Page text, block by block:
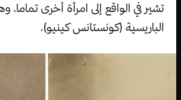
تشير في الواقع إلى امرأة أخرى تماما،
الباريسية (كونستانس كينيو).